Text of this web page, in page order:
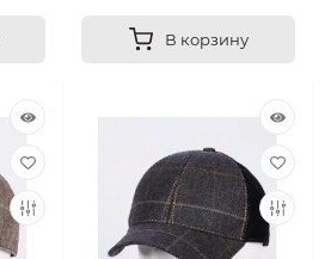
В корзину